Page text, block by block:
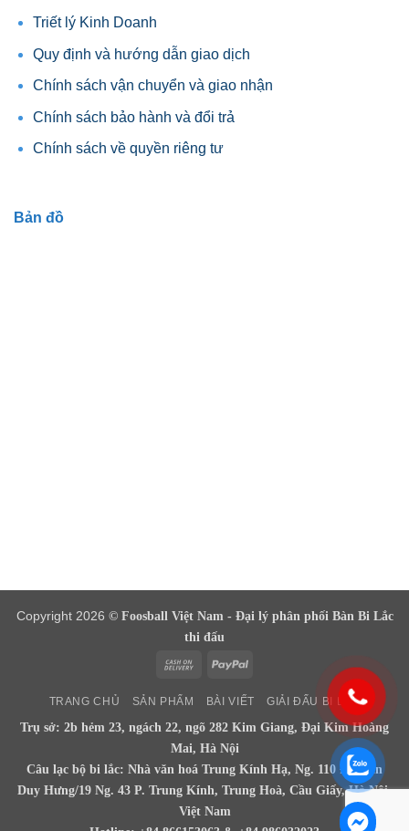
Triết lý Kinh Doanh
Quy định và hướng dẫn giao dịch
Chính sách vận chuyển và giao nhận
Chính sách bảo hành và đổi trả
Chính sách về quyền riêng tư
Bản đồ
Copyright 2026 © Foosball Việt Nam - Đại lý phân phối Bàn Bi Lắc
thi đấu
Cash
Delivery
PayPal
TRANG CHỦ SẢN PHẨM BÀI VIẾT GIẢI ĐẤU BI LẮC
Trụ sở: 2b hẻm 23, ngách 22, ngõ 282 Kim Giang, Đại Kim Hoàng
Mai, Hà Nội
Câu lạc bộ bi lắc: Nhà văn hoá Trung Kính Hạ, Ng. 110 Đ. Trần
Duy Hưng/19 Ng. 43 P. Trung Kính, Trung Hoà, Cầu Giấy, Hà Nội,
Việt Nam